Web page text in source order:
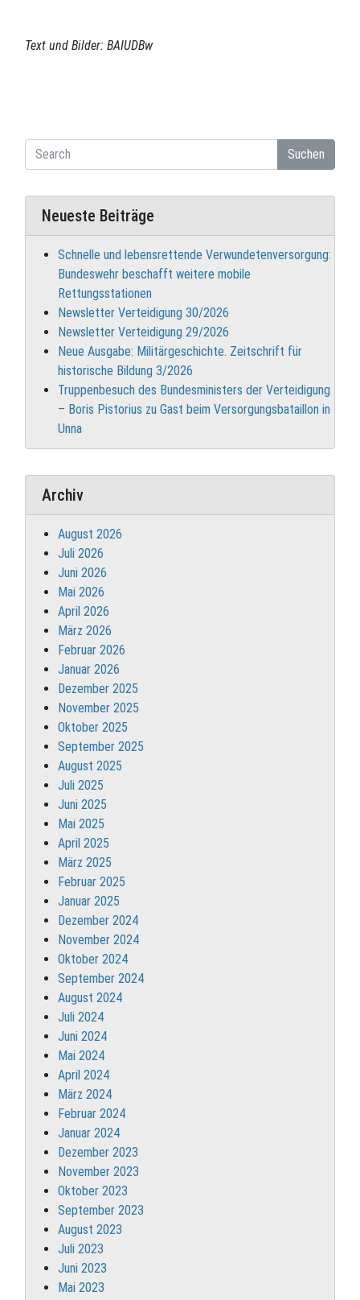
Text und Bilder: BAIUDBw
Suchen
Neueste Beiträge
Schnelle und lebensrettende Verwundetenversorgung:
Bundeswehr beschafft weitere mobile
Rettungsstationen
Newsletter Verteidigung 30/2026
Newsletter Verteidigung 29/2026
Neue Ausgabe: Militärgeschichte. Zeitschrift für
historische Bildung 3/2026
Truppenbesuch des Bundesministers der Verteidigung
– Boris Pistorius zu Gast beim Versorgungsbataillon in
Unna
Archiv
August 2026
Juli 2026
Juni 2026
Mai 2026
April 2026
März 2026
Februar 2026
Januar 2026
Dezember 2025
November 2025
Oktober 2025
September 2025
August 2025
Juli 2025
Juni 2025
Mai 2025
April 2025
März 2025
Februar 2025
Januar 2025
Dezember 2024
November 2024
Oktober 2024
September 2024
August 2024
Juli 2024
Juni 2024
Mai 2024
April 2024
März 2024
Februar 2024
Januar 2024
Dezember 2023
November 2023
Oktober 2023
September 2023
August 2023
Juli 2023
Juni 2023
Mai 2023